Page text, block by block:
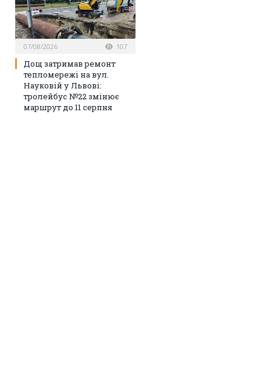
07/08/2026 107
Дощ затримав ремонт
тепломережі на вул.
Науковій у Львові:
тролейбус №22 змінює
маршрут до 11 серпня